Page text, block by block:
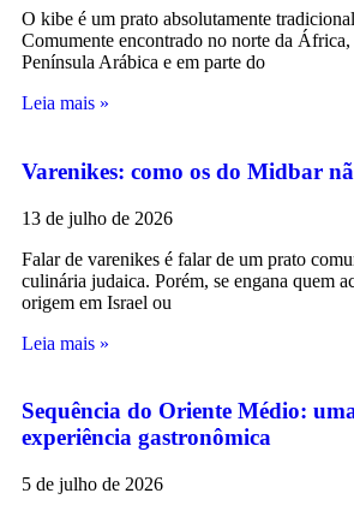
O kibe é um prato absolutamente
Comumente encontrado no norte da
Península Arábica e em parte do
Leia mais »
Varenikes: como os do Midbar
13 de julho de 2026
Falar de varenikes é falar de um prato
culinária judaica. Porém, se engana quem
origem em Israel ou
Leia mais »
Sequência do Oriente Médio:
experiência gastronômica
5 de julho de 2026